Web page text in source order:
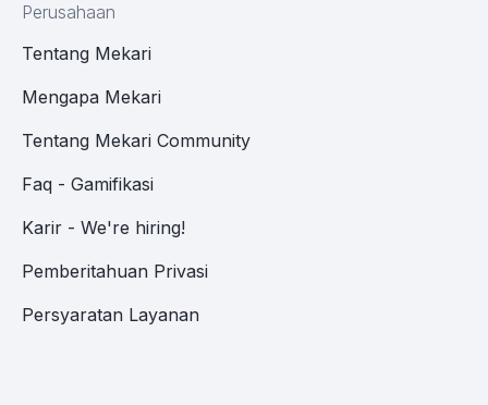
Perusahaan
Tentang Mekari
Mengapa Mekari
Tentang Mekari Community
Faq - Gamifikasi
Karir - We're hiring!
Pemberitahuan Privasi
Persyaratan Layanan